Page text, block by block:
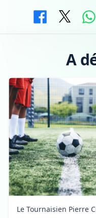
A
Le Tournaisien Pierre